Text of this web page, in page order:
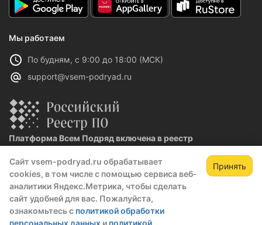
Сайт vsem-podryad.ru обрабатывает
cookies, в том числе с помощью сервиса веб-
аналитики Яндекс.Метрика, чтобы сделать
сайт удобней для вас. Пожалуйста,
ознакомьтесь с политикой обработки
персональных данных и политикой
Принять
Мы работаем
По будням, с 9:00 до 18:00 (МСК)
support@vsem-podryad.ru
Платформа Всем Подряд включена в реестр
Реестровая запись №32021 от 06.02.2026
Политика конфиденциальности